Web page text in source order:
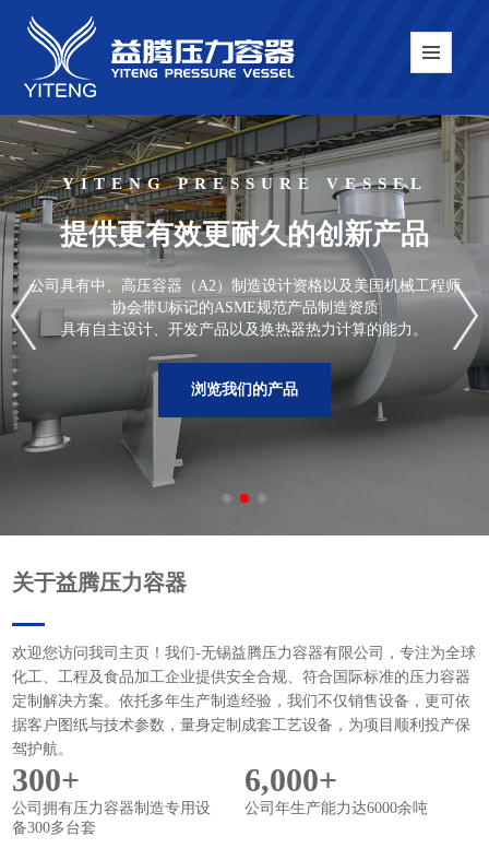
YITENG PRESSURE VESSEL
提供更有效更耐久的创新产品
公司具有中、高压容器（A2）制造设计资格以及美国机械工程师
协会带U标记的ASME规范产品制造资质
具有自主设计、开发产品以及换热器热力计算的能力。
浏览我们的产品
关于益腾压力容器
欢迎您访问我司主页！我们-无锡益腾压力容器有限公司，专注为全球
化工、工程及食品加工企业提供安全合规、符合国际标准的压力容器
定制解决方案。依托多年生产制造经验，我们不仅销售设备，更可依
据客户图纸与技术参数，量身定制成套工艺设备，为项目顺利投产保
驾护航。
300+
公司拥有压力容器制造专用设
备300多台套
6,000+
公司年生产能力达6000余吨